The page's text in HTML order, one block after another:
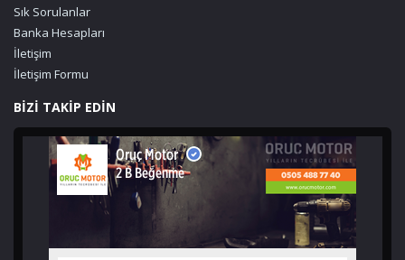
Sık Sorulanlar
Banka Hesapları
İletişim
İletişim Formu
BİZİ TAKİP EDİN